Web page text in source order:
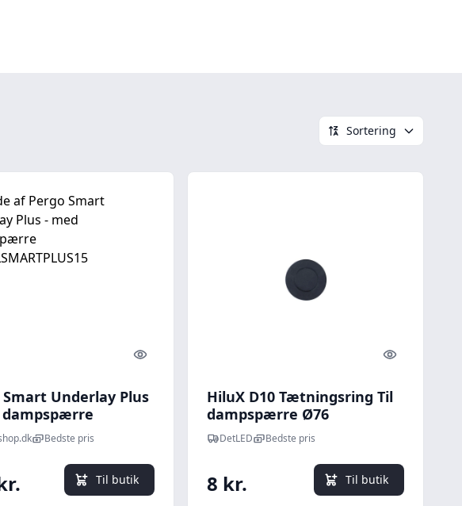
Sortering
Quick look
Smart Underlay Plus
dampspærre
Bedste pris
Til butik
Quick look
HiluX D10 Tætningsring Til
dampspærre Ø76
DetLED Bedste pris
8 kr. Til butik